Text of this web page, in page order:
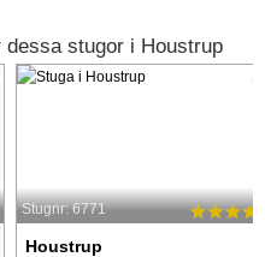
stugor i Houstrup
Stugnr: 6771
Houstrup